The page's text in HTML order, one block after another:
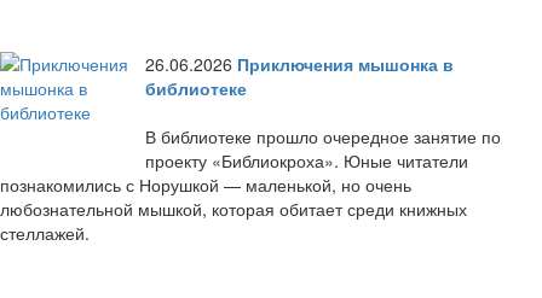
26.06.2026 Приключения мышонка в
библиотеке
В библиотеке прошло очередное занятие по
проекту «Библиокроха». Юные читатели
познакомились с Норушкой — маленькой, но очень
любознательной мышкой, которая обитает среди книжных
стеллажей.